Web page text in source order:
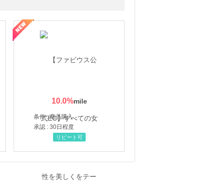
10.0%
条件 : 商品購入
承認 : 30日程度
リピート可